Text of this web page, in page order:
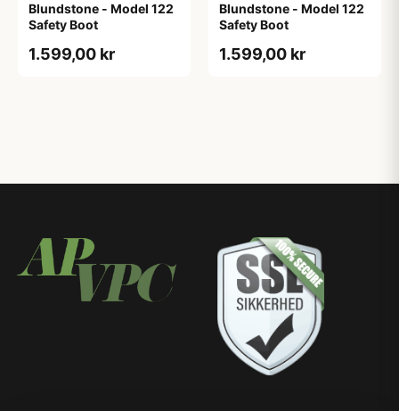
Blundstone - Model 122
Safety Boot
1.599,00 kr
Blundstone - Model 122
Safety Boot
1.599,00 kr